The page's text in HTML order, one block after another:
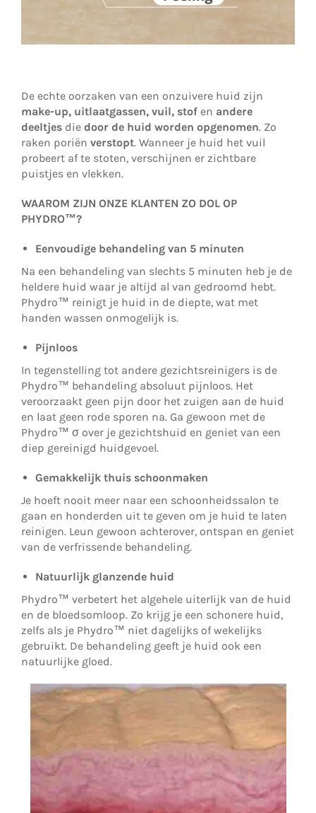
De echte oorzaken van een onzuivere huid zijn
make-up, uitlaatgassen, vuil, stof en andere
deeltjes die door de huid worden opgenomen. Zo
raken poriën verstopt. Wanneer je huid het vuil
probeert af te stoten, verschijnen er zichtbare
puistjes en vlekken.
WAAROM ZIJN ONZE KLANTEN ZO DOL OP
PHYDRO™️?
Eenvoudige behandeling van 5 minuten
Na een behandeling van slechts 5 minuten heb je de
heldere huid waar je altijd al van gedroomd hebt.
Phydro™ reinigt je huid in de diepte, wat met
handen wassen onmogelijk is.
Pijnloos
In tegenstelling tot andere gezichtsreinigers is de
Phydro™ behandeling absoluut pijnloos. Het
veroorzaakt geen pijn door het zuigen aan de huid
en laat geen rode sporen na. Ga gewoon met de
Phydro™ σ over je gezichtshuid en geniet van een
diep gereinigd huidgevoel.
Gemakkelijk thuis schoonmaken
Je hoeft nooit meer naar een schoonheidssalon te
gaan en honderden uit te geven om je huid te laten
reinigen. Leun gewoon achterover, ontspan en geniet
van de verfrissende behandeling.
Natuurlijk glanzende huid
Phydro™ verbetert het algehele uiterlijk van de huid
en de bloedsomloop. Zo krijg je een schonere huid,
zelfs als je Phydro™ niet dagelijks of wekelijks
gebruikt. De behandeling geeft je huid ook een
natuurlijke gloed.